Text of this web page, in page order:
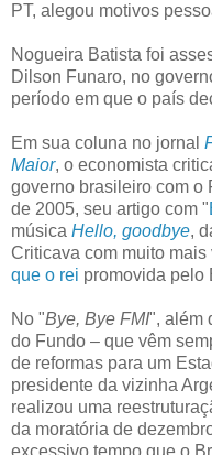
PT, alegou motivos
Nogueira Batista foi
Dilson Funaro, no
período em que o país
Em sua coluna no jornal
Maior, o economista
governo brasileiro com o
de 2005, seu artigo com "
música Hello, goodbye,
Criticava com muito mais
que o rei promovida pelo
No "Bye, Bye FMI", além
do Fundo – que vêm
de reformas para um
presidente da vizinha
realizou uma
da moratória de